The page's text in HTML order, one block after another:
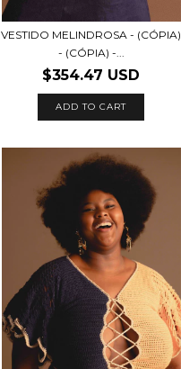
VESTIDO MELINDROSA - (CÓPIA)
- (CÓPIA) -...
$354.47 USD
ADD TO CART